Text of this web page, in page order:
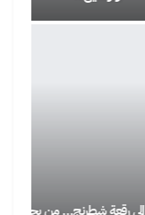
يحاسب من يجعل